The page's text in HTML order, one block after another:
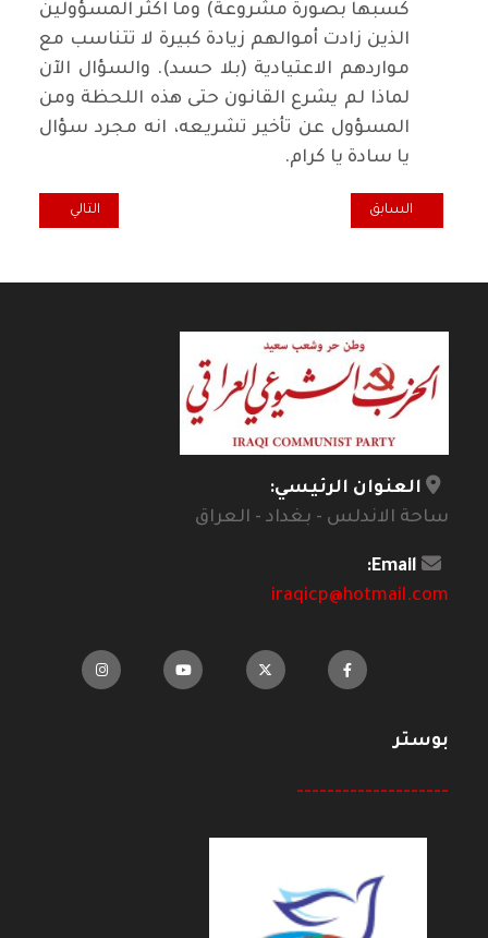
كسبها بصورة مشروعة) وما اكثر المسؤولين
الذين زادت أموالهم زيادة كبيرة لا تتناسب مع
مواردهم الاعتيادية (بلا حسد). والسؤال الآن
لماذا لم يشرع القانون حتى هذه اللحظة ومن
المسؤول عن تأخير تشريعه، انه مجرد سؤال
يا سادة يا كرام.
المقال السابق: كل خميس ... وفدنا الى الصين وخفي حنين
السابق المقال التالي:
التالي
العنوان الرئيسي:
ساحة الاندلس - بغداد - العراق
Email:
iraqicp@hotmail.com
بوستر
--------------------